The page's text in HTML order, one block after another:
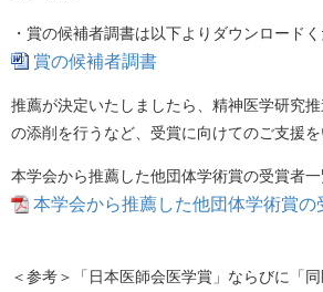
・賞の候補者調書は以下よりダウンロードく
賞の候補者調書
推薦が決定いたしましたら、精神医学研究
の添削を行うなど、受賞に向けてのご支援を
本学会から推薦した他団体学術賞の受賞者
本学会から推薦した他団体学術賞の
＜参考＞「日本医師会医学賞」ならびに「